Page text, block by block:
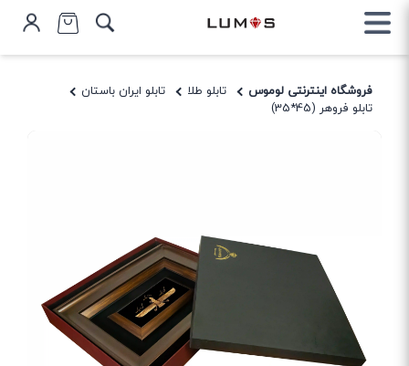
فروشگاه اینترنتی لوموس تابلو طلا
تابلو ایران باستان
تابلو فروهر (45*35)